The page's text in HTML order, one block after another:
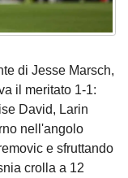
di Jesse Marsch,
il meritato 1-1:
David, Larin
nell'angolo
e sfruttando
crolla a 12